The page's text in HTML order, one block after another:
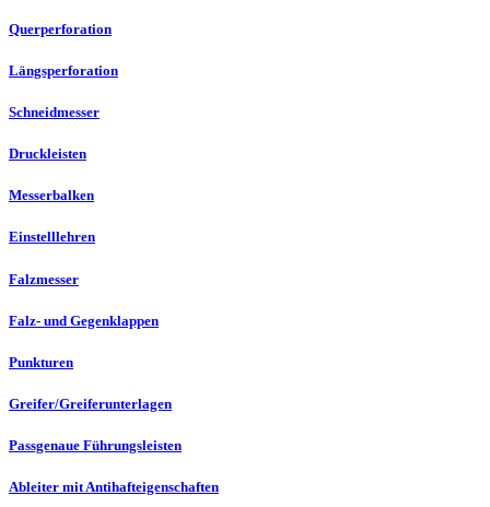
Querperforation
Längsperforation
Schneidmesser
Druckleisten
Messerbalken
Einstelllehren
Falzmesser
Falz- und Gegenklappen
Punkturen
Greifer/Greiferunterlagen
Passgenaue Führungsleisten
Ableiter mit Antihafteigenschaften